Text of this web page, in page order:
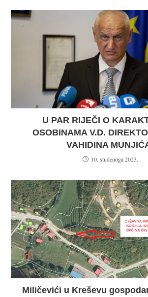
U PAR RIJEČI O
OSOBINAMA V.D.
VAHIDINA
10. studenoga 2023.
Miličevići u Kreševu